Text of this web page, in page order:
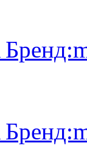
Бренд:
Бренд: